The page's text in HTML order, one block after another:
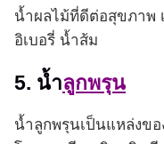
น้ำผลไม้ที่ดีต่อสุขภาพ
อิเบอรี่ น้ำส้ม
5. น้ำลูกพรุน
น้ำลูกพรุนเป็นแหล่งข